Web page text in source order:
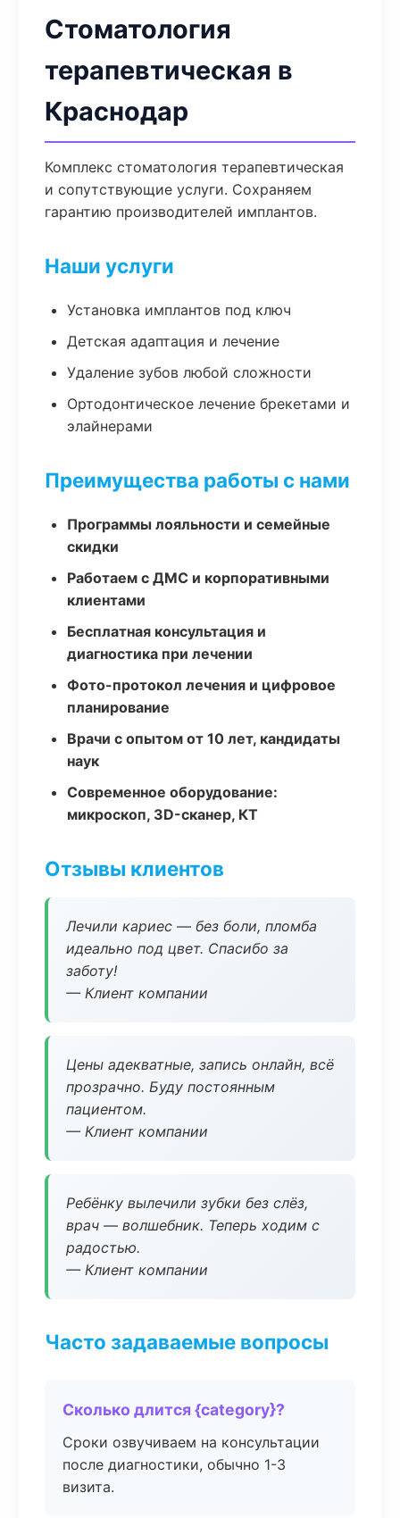
Стоматология
терапевтическая в
Краснодар
Комплекс стоматология терапевтическая
и сопутствующие услуги. Сохраняем
гарантию производителей имплантов.
Наши услуги
Установка имплантов под ключ
Детская адаптация и лечение
Удаление зубов любой сложности
Ортодонтическое лечение брекетами и
элайнерами
Преимущества работы с нами
Программы лояльности и семейные
скидки
Работаем с ДМС и корпоративными
клиентами
Бесплатная консультация и
диагностика при лечении
Фото-протокол лечения и цифровое
планирование
Врачи с опытом от 10 лет, кандидаты
наук
Современное оборудование:
микроскоп, 3D-сканер, КТ
Отзывы клиентов
Лечили кариес — без боли, пломба
идеально под цвет. Спасибо за
заботу!
— Клиент компании
Цены адекватные, запись онлайн, всё
прозрачно. Буду постоянным
пациентом.
— Клиент компании
Ребёнку вылечили зубки без слёз,
врач — волшебник. Теперь ходим с
радостью.
— Клиент компании
Часто задаваемые вопросы
Сколько длится {category}?
Сроки озвучиваем на консультации
после диагностики, обычно 1-3
визита.